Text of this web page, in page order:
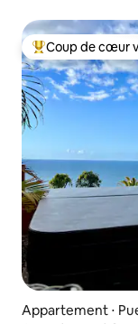
Coups de cœur
Coup de cœur
Appartement ⋅